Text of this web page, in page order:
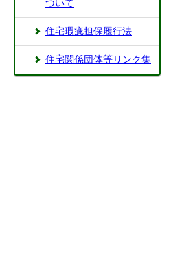
ついて
住宅瑕疵担保履行法
住宅関係団体等リンク集